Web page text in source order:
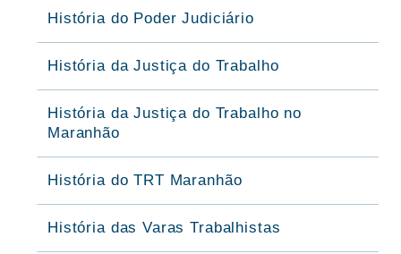
História do Poder Judiciário
História da Justiça do Trabalho
História da Justiça do Trabalho no
Maranhão
História do TRT Maranhão
História das Varas Trabalhistas